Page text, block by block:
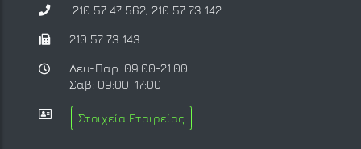
210 57 47 562, 210 57 73 142
210 57 73 143
Δευ-Παρ: 09:00-21:00
Σαβ: 09:00-17:00
Στοιχεία Εταιρείας